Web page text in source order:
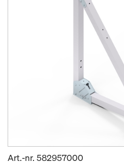
Art.-nr. 582957000